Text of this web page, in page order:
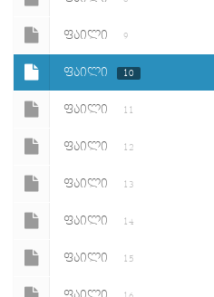
ᲤᲐᲘᲚᲘ 9
ᲤᲐᲘᲚᲘ 10
ᲤᲐᲘᲚᲘ 11
ᲤᲐᲘᲚᲘ 12
ᲤᲐᲘᲚᲘ 13
ᲤᲐᲘᲚᲘ 14
ᲤᲐᲘᲚᲘ 15